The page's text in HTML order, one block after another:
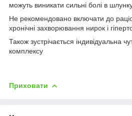
можуть виникати сильні болі в
Не рекомендовано включати до
хронічні захворювання нирок і
Також зустрічається індивідуальна
комплексу
Приховати